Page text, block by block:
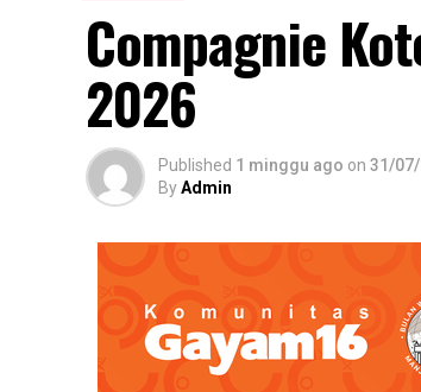
Compagnie
2026
Published 1 minggu ago on 31/
ByAdmin